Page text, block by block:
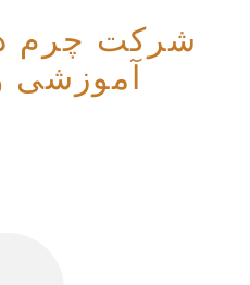
شرکت چرم
آموزشی